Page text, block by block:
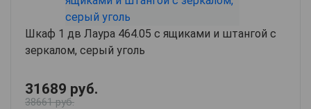
Шкаф 1 дв Лаура 464.05 с ящиками и штангой с
зеркалом, серый уголь
31689 руб.
38661 руб.